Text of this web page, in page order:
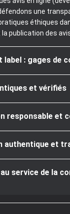
une
éthiques
publication des
: gages de
et vérifiés
responsable et
authentique et
service de la